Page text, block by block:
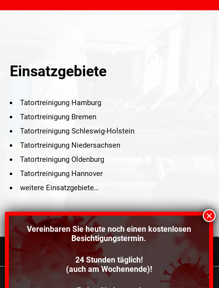
Einsatzgebiete
Tatortreinigung Hamburg
Tatortreinigung Bremen
Tatortreinigung Schleswig-Holstein
Tatortreinigung Niedersachsen
Tatortreinigung Oldenburg
Tatortreinigung Hannover
weitere Einsatzgebiete…
©2021 Schröders Service Team Nord, All Rights Reserved.
Schroeder Service Team Nord
Vereinbaren Sie heute noch einen kostenlosen
Besichtigungstermin.
24 Stunden täglich!
(auch am Wochenende)!